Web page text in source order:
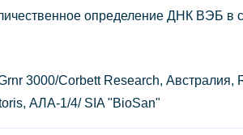
определение ДНК ВЭБ в
3000/Corbett Research,
АЛА-1/4/ SIA "BioSan"